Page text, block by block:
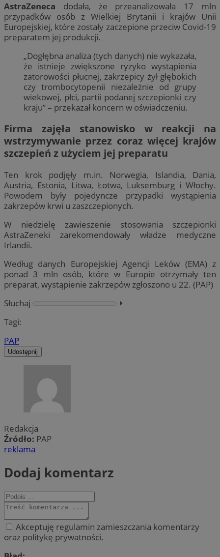
AstraZeneca dodała, że przeanalizowała 17 mln
przypadków osób z Wielkiej Brytanii i krajów Unii
Europejskiej, które zostały zaczepione przeciw Covid-19
preparatem jej produkcji.
„Dogłębna analiza (tych danych) nie wykazała,
że istnieje zwiększone ryzyko wystąpienia
zatorowości płucnej, zakrzepicy żył głębokich
czy trombocytopenii niezależnie od grupy
wiekowej, płci, partii podanej szczepionki czy
kraju” – przekazał koncern w oświadczeniu.
Firma zajęła stanowisko w reakcji na
wstrzymywanie przez coraz więcej krajów
szczepień z użyciem jej preparatu
Ten krok podjęły m.in. Norwegia, Islandia, Dania,
Austria, Estonia, Litwa, Łotwa, Luksemburg i Włochy.
Powodem były pojedyncze przypadki wystąpienia
zakrzepów krwi u zaszczepionych.
W niedzielę zawieszenie stosowania szczepionki
AstraZeneki zarekomendowały władze medyczne
Irlandii.
Według danych Europejskiej Agencji Leków (EMA) z
ponad 3 mln osób, które w Europie otrzymały ten
preparat, wystąpienie zakrzepów zgłoszono u 22. (PAP)
Słuchaj
⏵︎
Tagi:
PAP
Udostępnij
Redakcja
Źródło: PAP
reklama
Dodaj komentarz
Akceptuję regulamin zamieszczania komentarzy
oraz politykę prywatności.